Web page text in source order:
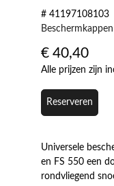
# 41197108103
Beschermkappen
€ 40,40
Alle prijzen zijn
Reserveren
Universele
en FS 550 een
rondvliegend